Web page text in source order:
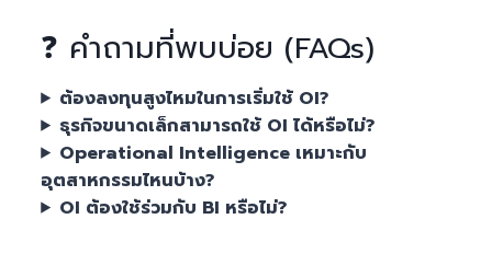
❓ คำถามที่พบบ่อย (FAQs)
ต้องลงทุนสูงไหมในการเริ่มใช้ OI?
ธุรกิจขนาดเล็กสามารถใช้ OI ได้หรือไม่?
Operational Intelligence เหมาะกับ
อุตสาหกรรมไหนบ้าง?
OI ต้องใช้ร่วมกับ BI หรือไม่?